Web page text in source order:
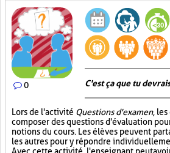
0 C'est ça que tu
Lors de l'activité Questions d'examen,
composer des questions d'évaluation
notions du cours. Les élèves peuvent
les autres pour y répondre